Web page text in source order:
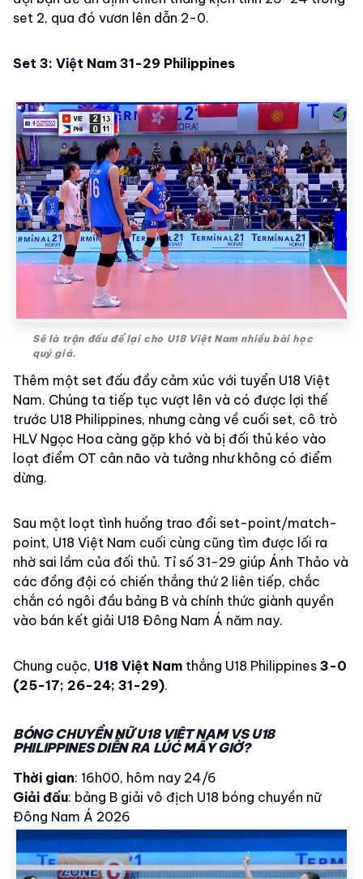
set 2, qua đó vươn lên dẫn 2-0.
Set 3: Việt Nam 31-29 Philippines
Sẽ là trận đấu để lại cho U18 Việt Nam nhiều bài học
quý giá.
Thêm một set đấu đầy cảm xúc với tuyển U18 Việt
Nam. Chúng ta tiếp tục vượt lên và có được lợi thế
trước U18 Philippines, nhưng càng về cuối set, cô trò
HLV Ngọc Hoa càng gặp khó và bị đối thủ kéo vào
loạt điểm OT cân não và tưởng như không có điểm
dừng.
Sau một loạt tình huống trao đổi set-point/match-
point, U18 Việt Nam cuối cùng cũng tìm được lối ra
nhờ sai lầm của đối thủ. Tỉ số 31-29 giúp Ánh Thảo và
các đồng đội có chiến thắng thứ 2 liên tiếp, chắc
chắn có ngôi đầu bảng B và chính thức giành quyền
vào bán kết giải U18 Đông Nam Á năm nay.
Chung cuộc, U18 Việt Nam thắng U18 Philippines 3-0
(25-17; 26-24; 31-29).
BÓNG CHUYỀN NỮ U18 VIỆT NAM VS U18
PHILIPPINES DIỄN RA LÚC MẤY GIỜ?
Thời gian: 16h00, hôm nay 24/6
Giải đấu: bảng B giải vô địch U18 bóng chuyền nữ
Đông Nam Á 2026